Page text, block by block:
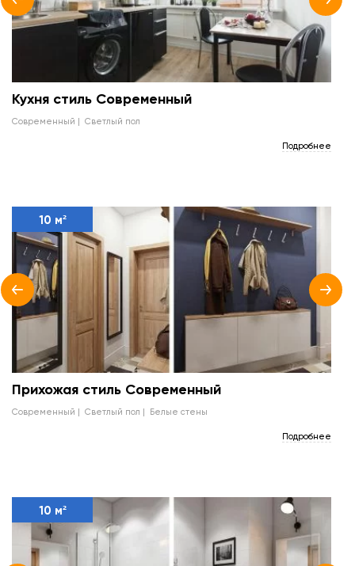
Кухня стиль Современный
современный светлый пол
Подробнее
10 м²
Прихожая стиль Современный
современный светлый пол белые стены
Подробнее
10 м²